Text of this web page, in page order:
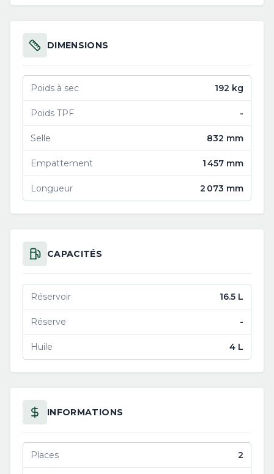
DIMENSIONS
Poids à sec 192 kg
Poids TPF -
Selle 832 mm
Empattement 1 457 mm
Longueur 2 073 mm
CAPACITÉS
Réservoir 16.5 L
Réserve -
Huile 4 L
INFORMATIONS
Places 2